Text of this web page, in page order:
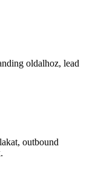
oldalhoz, lead
outbound